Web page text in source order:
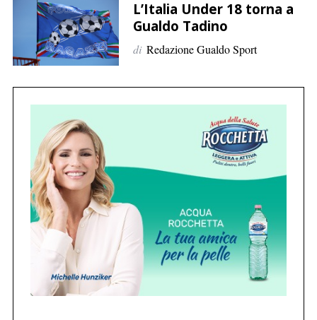
e
r
:
L’Italia Under 18 torna a
Gualdo Tadino
di Redazione Gualdo Sport
C
e
r